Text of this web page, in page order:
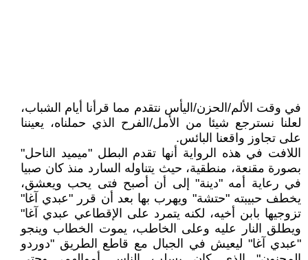
في وقت الألم/الحزن/اليأس نتقدم مما قرأنا أيام الشباب،
لعلنا نسترجع شيئا من الأمل/الفرح الذي حملناه، يعيننا
على تجاوز واقعنا البائس.
اللافت في هذه الرواية أنها تقدم البطل "ميميد الناحل"
بصورة مقنعة، منطقية، حيث يتناوله السارد منذ كان صبيا
في رعاية أمه "دينة" إلى أن أصبح فتى يحب ويعشق،
يخطف حبيبته "حتشة" ويهرب بها بعد أن قرر "عبدي آغا"
تزوجيها بابن أخيه، لكنه يتمرد على الإقطاعي عبدي آغا"
ويطلق النار عليه وعلى الخاطب، يموت الخطاب وينجو
"عبدي آغا" ليعيش في الجبال مع قاطع الطريق "دوردو